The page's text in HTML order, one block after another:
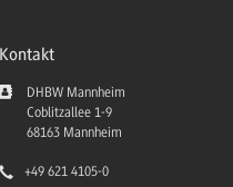
Kontakt
DHBW Mannheim
Coblitzallee 1-9
68163 Mannheim
+49 621 4105-0